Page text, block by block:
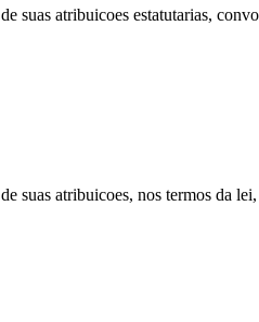
atribuicoes estatutarias,
atribuicoes, nos termos da lei,